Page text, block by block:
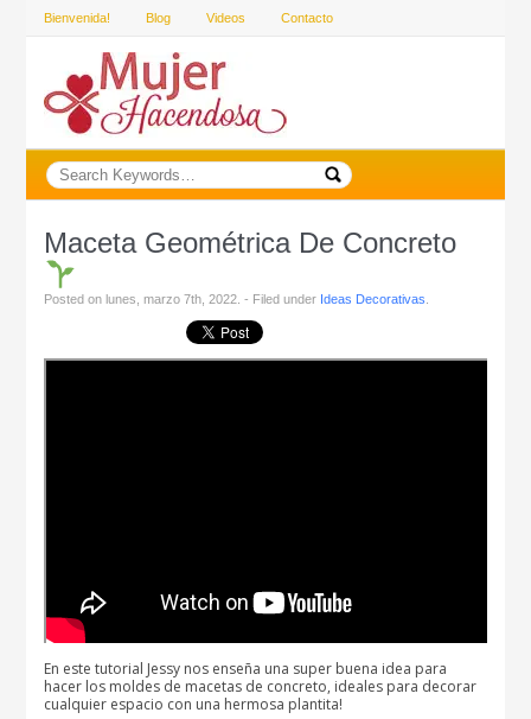
Bienvenida! Blog Videos Contacto
Maceta Geométrica De Concreto
Posted on lunes, marzo 7th, 2022. - Filed under Ideas Decorativas
En este tutorial Jessy nos enseña una super buena idea para
hacer los moldes de macetas de concreto, ideales para decorar
cualquier espacio con una hermosa plantita!